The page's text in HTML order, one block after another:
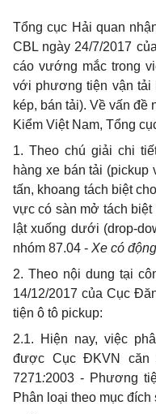
Tổng cục Hải quan
CBL ngày 24/7/2017
cáo vướng mắc trong
với phương tiện vận tải
kép, bán tải). Về vấn đề
Kiểm Việt Nam, Tổng
1. Theo chú giải chi
hàng xe bán tải
tấn, khoang tách biệt
vực có sàn mở tách
lật xuống dưới (drop-
nhóm 87.04 - Xe có
2. Theo nội dung tại
14/12/2017 của Cục
tiện ô tô pickup:
2.1. Hiện nay, việc
được Cục ĐKVN căn
7271:2003 - Phương
Phân loại theo mục